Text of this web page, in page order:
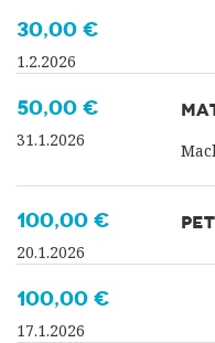
30,00 €
1.2.2026
50,00 €
31.1.2026
100,00 €
20.1.2026
100,00 €
17.1.2026